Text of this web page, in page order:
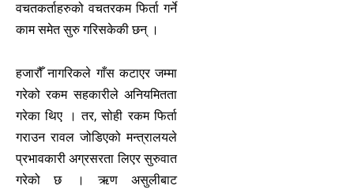
वचतकर्ताहरुको वचतरकम फिर्ता गर्ने
काम समेत सुरु गरिसकेकी छन् ।
हजारौँ नागरिकले गाँस कटाएर जम्मा
गरेको रकम सहकारीले अनियमितता
गरेका थिए । तर, सोही रकम फिर्ता
गराउन रावल जोडिएको मन्त्रालयले
प्रभावकारी अग्रसरता लिएर सुरुवात
गरेको छ । ऋण असुलीबाट